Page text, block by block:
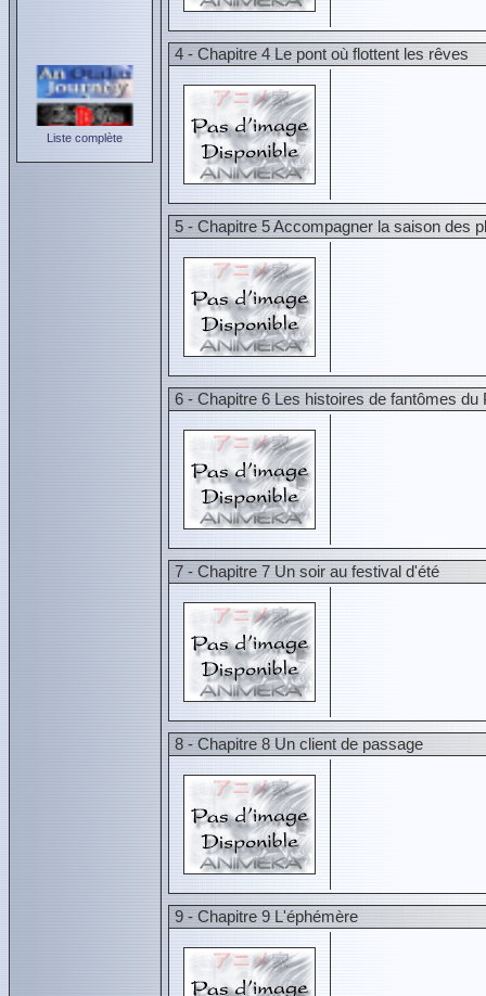
Liste complète
4 - Chapitre 4 Le pont où flottent les rêves
5 - Chapitre 5 Accompagner la saison des
6 - Chapitre 6 Les histoires de fantômes du
7 - Chapitre 7 Un soir au festival d'été
8 - Chapitre 8 Un client de passage
9 - Chapitre 9 L'éphémère